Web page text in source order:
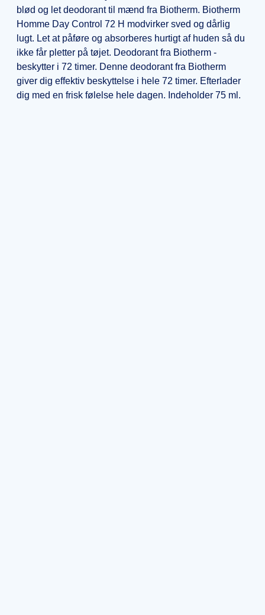
blød og let deodorant til mænd fra Biotherm. Biotherm
Homme Day Control 72 H modvirker sved og dårlig
lugt. Let at påføre og absorberes hurtigt af huden så du
ikke får pletter på tøjet. Deodorant fra Biotherm -
beskytter i 72 timer. Denne deodorant fra Biotherm
giver dig effektiv beskyttelse i hele 72 timer. Efterlader
dig med en frisk følelse hele dagen. Indeholder 75 ml.